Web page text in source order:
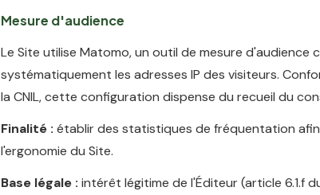
Mesure d'audience
Le Site utilise Matomo, un outil de mesure d'audience
systématiquement les adresses IP des visiteurs.
la CNIL, cette configuration dispense du recueil du
Finalité : établir des statistiques de fréquentation
l'ergonomie du Site.
Base légale : intérêt légitime de l'Éditeur (article 6.1.f